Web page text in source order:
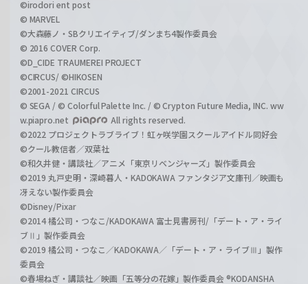
©irodori ent post
© MARVEL
©大森藤ノ・SBクリエイティブ/ダンまち4製作委員会
© 2016 COVER Corp.
©D_CIDE TRAUMEREI PROJECT
©CIRCUS/ ©HIKOSEN
©2001-2021 CIRCUS
© SEGA / © Colorful Palette Inc. / © Crypton Future Media, INC. ww
w.piapro.net
All rights reserved.
©2022 プロジェクトラブライブ！虹ヶ咲学園スクールアイドル同好会
©クール教信者／双葉社
©和久井健・講談社／アニメ「東京リベンジャーズ」製作委員会
©2019 丸戸史明・深崎暮人・KADOKAWA ファンタジア文庫刊／映画も
冴えない製作委員会
©Disney/Pixar
©2014 橘公司・つなこ/KADOKAWA 富士見書房刊/「デート・ア・ライ
ブⅡ」製作委員会
©2019 橘公司・つなこ／KADOKAWA／「デート・ア・ライブⅢ」製作
委員会
©春場ねぎ・講談社／映画「五等分の花嫁」製作委員会 ®KODANSHA